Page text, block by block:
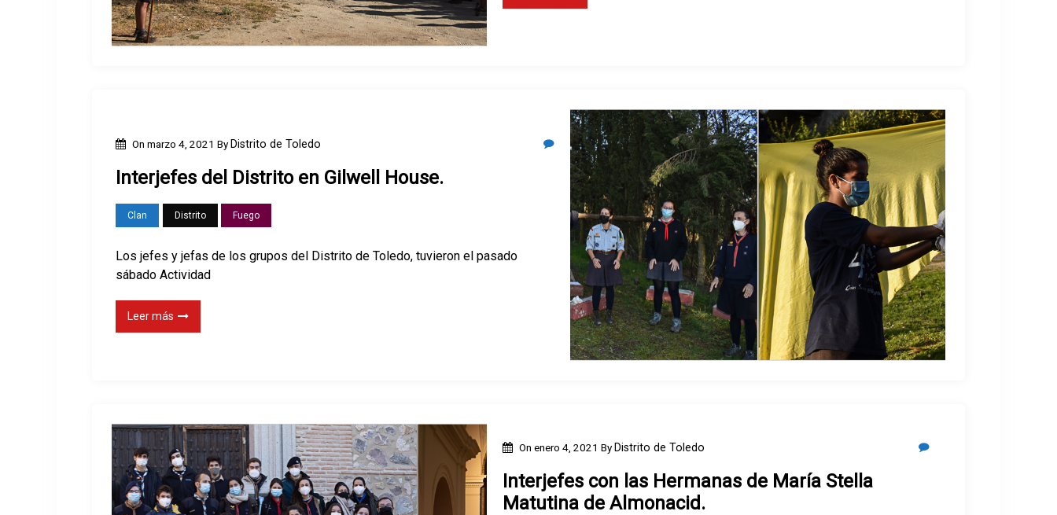
On marzo 4, 2021 By Distrito de Toledo
Interjefes del Distrito en Gilwell House.
Clan Distrito Fuego
Los jefes y jefas de los grupos del Distrito de Toledo, tuvieron el pasado
sábado Actividad
Leer más
On enero 4, 2021 By Distrito de Toledo
Interjefes con las Hermanas de María Stella
Matutina de Almonacid.